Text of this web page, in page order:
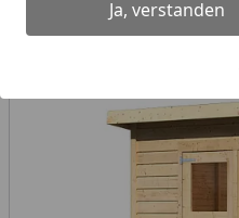
Ja, verstanden